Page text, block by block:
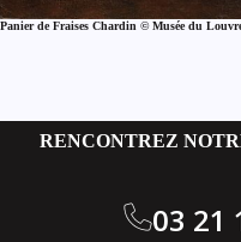
Panier de Fraises Chardin © Musée du
RENCONTREZ
03 21